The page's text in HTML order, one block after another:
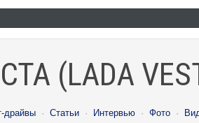
(LADA
драйвы · Статьи · Интервью · Фото ·